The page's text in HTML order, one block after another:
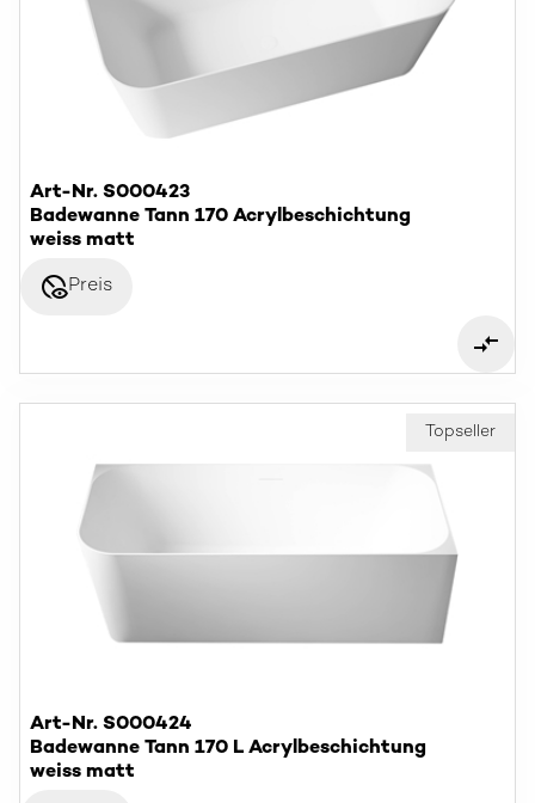
Art-Nr. S000423
Badewanne Tann 170 Acrylbeschichtung
weiss matt
disabled_visiblePreis
Topseller
Art-Nr. S000424
Badewanne Tann 170 L Acrylbeschichtung
weiss matt